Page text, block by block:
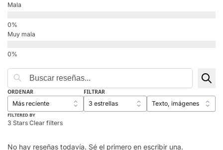
Mala
Muy mala
ORDENAR FILTRAR
FILTERED BY
3 Stars Clear filters
No hay reseñas todavía. Sé el primero en escribir una.